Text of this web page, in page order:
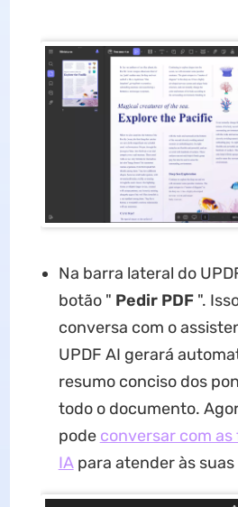
Na barra lateral do
botão " Pedir PDF".
conversa com o
UPDF AI gerará
resumo conciso dos
todo o documento.
pode conversar com
IApara atender às suas